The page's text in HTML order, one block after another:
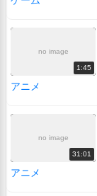
no image
1:45
アニメ
no image
31:01
アニメ